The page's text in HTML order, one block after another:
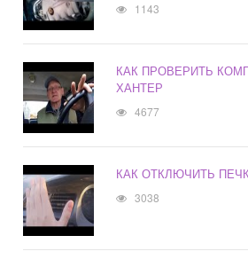
1143
КАК ПРОВЕРИТЬ
ХАНТЕР
4677
КАК ОТКЛЮЧИТЬ
3038